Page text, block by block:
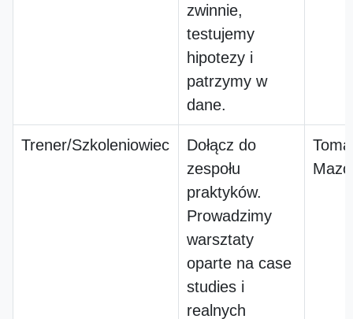
zwinnie,
testujemy
hipotezy i
patrzymy w
dane.
Trener/Szkoleniowiec
Dołącz do
zespołu
praktyków.
Prowadzimy
warsztaty
oparte na case
studies i
realnych